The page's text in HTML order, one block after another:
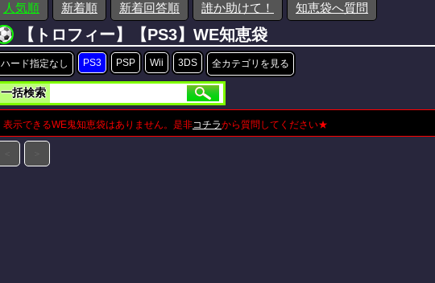
人気順 新着順 新着回答順 誰か助けて！ 知恵袋へ質問
【トロフィー】【PS3】WE知恵袋
ハード指定なし PS3 PSP Wii 3DS 全カテゴリを見る
一括検索
表示できるWE鬼知恵袋はありません。是非コチラから質問してください★